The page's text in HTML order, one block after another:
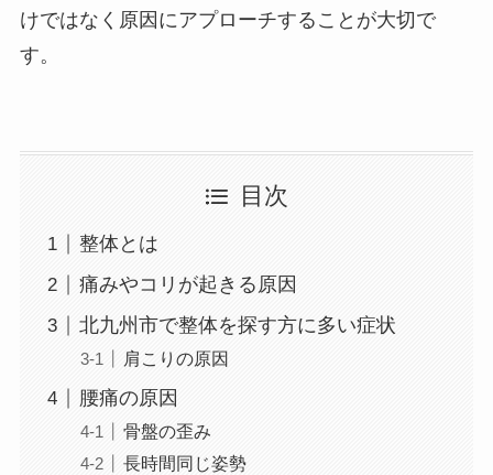
けではなく原因にアプローチすることが大切で
す。
目次
整体とは
痛みやコリが起きる原因
北九州市で整体を探す方に多い症状
肩こりの原因
腰痛の原因
骨盤の歪み
長時間同じ姿勢